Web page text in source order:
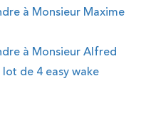
à Monsieur Maxime
à Monsieur Alfred
lot de 4 easy wake